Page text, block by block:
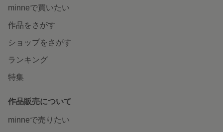
minneで買いたい
作品をさがす
ショップをさがす
ランキング
特集
作品販売について
minneで売りたい